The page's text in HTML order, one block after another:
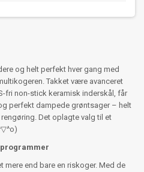
og helt perfekt hver gang med
Takket være avanceret
fri non-stick keramisk inderskål, får
perfekt dampede grøntsager – helt
Det oplagte valg til et
mere end bare en riskoger. Med de